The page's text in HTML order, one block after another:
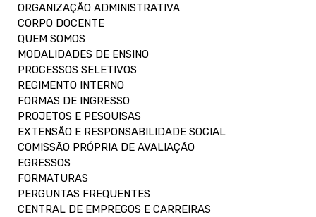
ORGANIZAÇÃO ADMINISTRATIVA
CORPO DOCENTE
QUEM SOMOS
MODALIDADES DE ENSINO
PROCESSOS SELETIVOS
REGIMENTO INTERNO
FORMAS DE INGRESSO
PROJETOS E PESQUISAS
EXTENSÃO E RESPONSABILIDADE SOCIAL
COMISSÃO PRÓPRIA DE AVALIAÇÃO
EGRESSOS
FORMATURAS
PERGUNTAS FREQUENTES
CENTRAL DE EMPREGOS E CARREIRAS